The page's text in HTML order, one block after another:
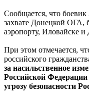
Сообщается, что
захвате Донецкой ОГА,
аэропорту, Иловайске и
При этом отмечается,
российского
за насильственное
Российской
угрозу безопасности